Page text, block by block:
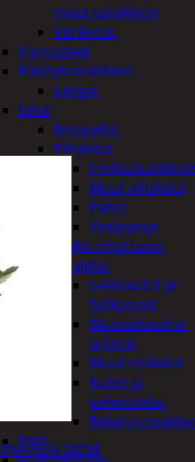
muut tarvikkeet
Värikynät
Harrasteet
Käsityötarvikkeet
Langat
Lelut
Ilmapallot
Pihalelut
Muut pihalelut
Pallot
Vesipyssyt
Radio-ohjattavat
Sisälelut
Leikkiautot ja
työkoneet
Muovailuvahat
ja limat
Muut sisälelut
Nuket ja
pehmolelut
Pelit
28CM